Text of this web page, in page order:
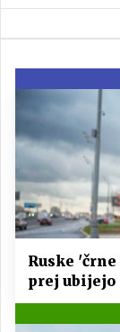
Ruske
prej ubijejo